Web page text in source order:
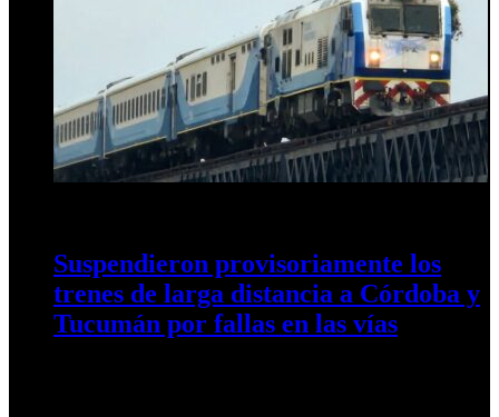
Suspendieron provisoriamente los
trenes de larga distancia a Córdoba y
Tucumán por fallas en las vías